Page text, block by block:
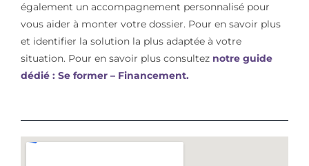
également un accompagnement personnalisé pour
vous aider à monter votre dossier. Pour en savoir plus
et identifier la solution la plus adaptée à votre
situation. Pour en savoir plus consulteznotre guide
dédié : Se former – Financement.